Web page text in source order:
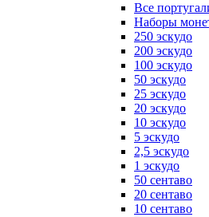
Все
Наборы
250 эскудо
200 эскудо
100 эскудо
50 эскудо
25 эскудо
20 эскудо
10 эскудо
5 эскудо
2,5 эскудо
1 эскудо
50 сентаво
20 сентаво
10 сентаво